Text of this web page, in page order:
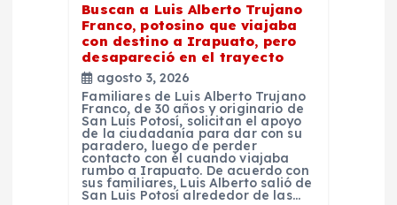
Buscan a Luis Alberto Trujano
Franco, potosino que viajaba
con destino a Irapuato, pero
desapareció en el trayecto
agosto 3, 2026
Familiares de Luis Alberto Trujano
Franco, de 30 años y originario de
San Luis Potosí, solicitan el apoyo
de la ciudadanía para dar con su
paradero, luego de perder
contacto con él cuando viajaba
rumbo a Irapuato. De acuerdo con
sus familiares, Luis Alberto salió de
San Luis Potosí alrededor de las…